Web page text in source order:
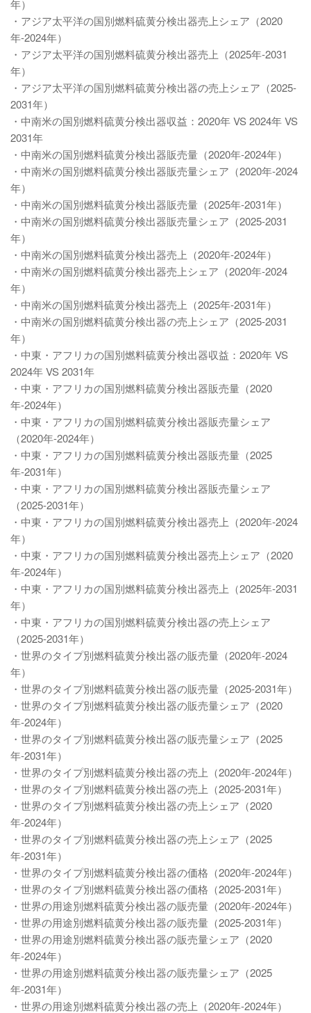
年）
・アジア太平洋の国別燃料硫黄分検出器売上シェア（2020
年-2024年）
・アジア太平洋の国別燃料硫黄分検出器売上（2025年-2031
年）
・アジア太平洋の国別燃料硫黄分検出器の売上シェア（2025-
2031年）
・中南米の国別燃料硫黄分検出器収益：2020年 VS 2024年 VS
2031年
・中南米の国別燃料硫黄分検出器販売量（2020年-2024年）
・中南米の国別燃料硫黄分検出器販売量シェア（2020年-2024
年）
・中南米の国別燃料硫黄分検出器販売量（2025年-2031年）
・中南米の国別燃料硫黄分検出器販売量シェア（2025-2031
年）
・中南米の国別燃料硫黄分検出器売上（2020年-2024年）
・中南米の国別燃料硫黄分検出器売上シェア（2020年-2024
年）
・中南米の国別燃料硫黄分検出器売上（2025年-2031年）
・中南米の国別燃料硫黄分検出器の売上シェア（2025-2031
年）
・中東・アフリカの国別燃料硫黄分検出器収益：2020年 VS
2024年 VS 2031年
・中東・アフリカの国別燃料硫黄分検出器販売量（2020
年-2024年）
・中東・アフリカの国別燃料硫黄分検出器販売量シェア
（2020年-2024年）
・中東・アフリカの国別燃料硫黄分検出器販売量（2025
年-2031年）
・中東・アフリカの国別燃料硫黄分検出器販売量シェア
（2025-2031年）
・中東・アフリカの国別燃料硫黄分検出器売上（2020年-2024
年）
・中東・アフリカの国別燃料硫黄分検出器売上シェア（2020
年-2024年）
・中東・アフリカの国別燃料硫黄分検出器売上（2025年-2031
年）
・中東・アフリカの国別燃料硫黄分検出器の売上シェア
（2025-2031年）
・世界のタイプ別燃料硫黄分検出器の販売量（2020年-2024
年）
・世界のタイプ別燃料硫黄分検出器の販売量（2025-2031年）
・世界のタイプ別燃料硫黄分検出器の販売量シェア（2020
年-2024年）
・世界のタイプ別燃料硫黄分検出器の販売量シェア（2025
年-2031年）
・世界のタイプ別燃料硫黄分検出器の売上（2020年-2024年）
・世界のタイプ別燃料硫黄分検出器の売上（2025-2031年）
・世界のタイプ別燃料硫黄分検出器の売上シェア（2020
年-2024年）
・世界のタイプ別燃料硫黄分検出器の売上シェア（2025
年-2031年）
・世界のタイプ別燃料硫黄分検出器の価格（2020年-2024年）
・世界のタイプ別燃料硫黄分検出器の価格（2025-2031年）
・世界の用途別燃料硫黄分検出器の販売量（2020年-2024年）
・世界の用途別燃料硫黄分検出器の販売量（2025-2031年）
・世界の用途別燃料硫黄分検出器の販売量シェア（2020
年-2024年）
・世界の用途別燃料硫黄分検出器の販売量シェア（2025
年-2031年）
・世界の用途別燃料硫黄分検出器の売上（2020年-2024年）